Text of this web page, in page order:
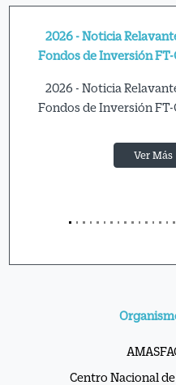
2026 - Noticia
Fondos de Inversión FT-
2026 - Noticia
Fondos de Inversión FT-
Ver Más
Centro Nacional